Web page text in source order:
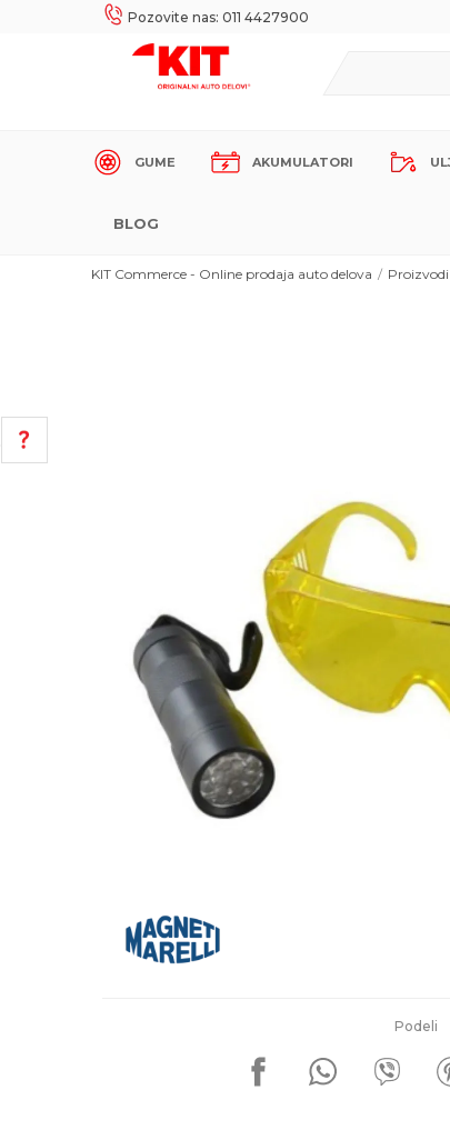
Pozovite nas: 011 4427900
SIGURNO PLAĆANJE PLATNIM
GUME AKUMULATORI
BLOG
KIT Commerce - Online prodaja auto delova Proizvodi
Podeli
Radno vreme
Radnim danom: 08-16h
Subotom: 08-14h
Nedeljom ne radimo
Pišite nam
office@kitcommerce.rs